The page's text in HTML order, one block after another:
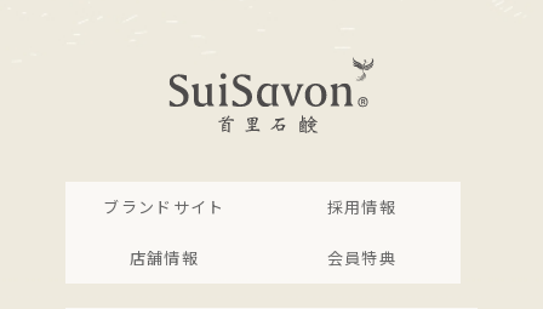
ブランドサイト 採用情報
店舗情報 会員特典